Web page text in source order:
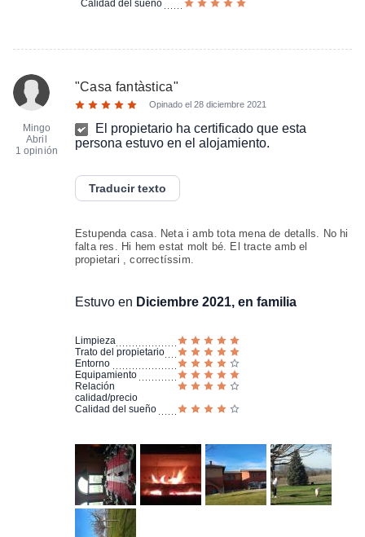
Calidad del sueño
Mingo
Abril
1 opinión
"Casa fantàstica"
Opinado el 28 diciembre 2021
El propietario ha certificado que esta
persona estuvo en el alojamiento.
Traducir texto
Estupenda casa. Neta i amb tota mena de detalls. No hi
falta res. Hi hem estat molt bé. El tracte amb el
propietari , correctíssim.
Estuvo en Diciembre 2021, en familia
Limpieza
Trato del propietario
Entorno
Equipamiento
Relación
calidad/precio
Calidad del sueño